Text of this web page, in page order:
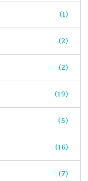
(1)
(2)
(2)
(19)
(5)
(16)
(7)